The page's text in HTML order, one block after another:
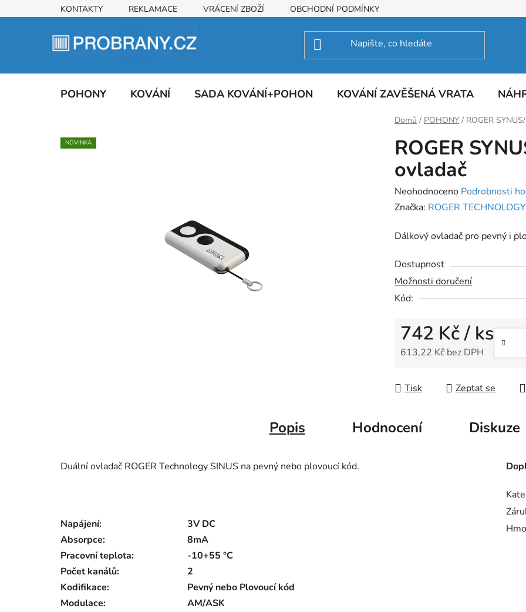
na
KONTAKTY REKLAMACE VRÁCENÍ ZBOŽÍ OBCHODNÍ PODMÍNKY
POHONY KOVÁNÍ SADA KOVÁNÍ+POHON KOVÁNÍ ZAVĚŠENÁ VRATA
Domů / POHONY / ROGER
ROGER
ovladač
Průměrné
hodnocení
je
z
5
hvězdiček.
Neohodnoceno Podrobnosti
Značka: ROGER TECHNOLOGY
Dálkový ovladač pro pevný i
Dostupnost
Možnosti doručení
Kód:
742 Kč/ ks
613,22 Kč bez DPH
Tisk Zeptat se
NOVINKA
Popis Hodnocení Diskuze
Duální ovladač ROGER Technology SINUS na pevný nebo plovoucí kód.
Napájení:
3V DC
Absorpce:
8mA
Pracovní teplota:
-10+55 °C
Počet kanálů:
2
Kodifikace:
Pevný nebo Plovoucí kód
Modulace:
AM/ASK